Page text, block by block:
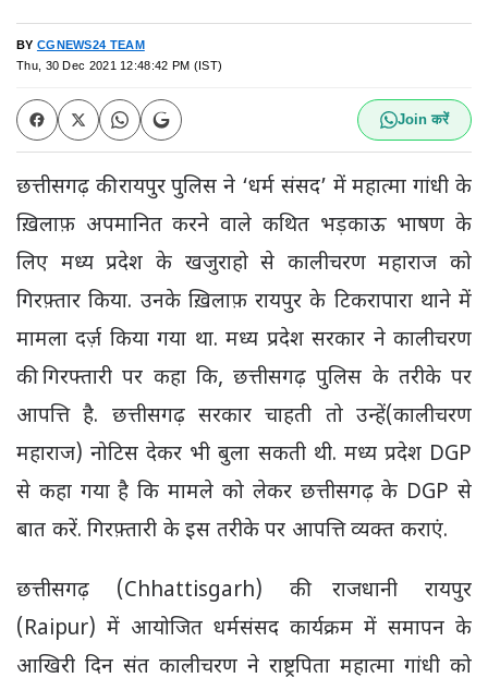
BY CGNEWS24 TEAM
Thu, 30 Dec 2021 12:48:42 PM (IST)
Join करें
छत्तीसगढ़ की रायपुर पुलिस ने ‘धर्म संसद’ में महात्मा गांधी के
ख़िलाफ़ अपमानित करने वाले कथित भड़काऊ भाषण के
लिए मध्य प्रदेश के खजुराहो से कालीचरण महाराज को
गिरफ़्तार किया. उनके ख़िलाफ़ रायपुर के टिकरापारा थाने में
मामला दर्ज़ किया गया था. मध्य प्रदेश सरकार ने कालीचरण
की गिरफ्तारी पर कहा कि, छत्तीसगढ़ पुलिस के तरीके पर
आपत्ति है. छत्तीसगढ़ सरकार चाहती तो उन्हें(कालीचरण
महाराज) नोटिस देकर भी बुला सकती थी. मध्य प्रदेश DGP
से कहा गया है कि मामले को लेकर छत्तीसगढ़ के DGP से
बात करें. गिरफ़्तारी के इस तरीके पर आपत्ति व्यक्त कराएं.
छत्तीसगढ़ (Chhattisgarh) की राजधानी रायपुर
(Raipur) में आयोजित धर्मसंसद कार्यक्रम में समापन के
आखिरी दिन संत कालीचरण ने राष्ट्रपिता महात्मा गांधी को